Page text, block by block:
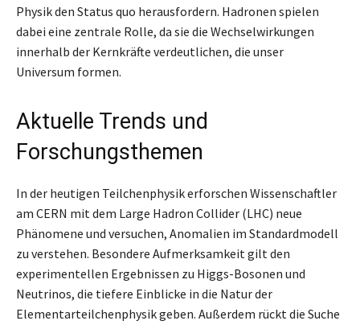
Physik den Status quo herausfordern. Hadronen spielen
dabei eine zentrale Rolle, da sie die Wechselwirkungen
innerhalb der Kernkräfte verdeutlichen, die unser
Universum formen.
Aktuelle Trends und
Forschungsthemen
In der heutigen Teilchenphysik erforschen Wissenschaftler
am CERN mit dem Large Hadron Collider (LHC) neue
Phänomene und versuchen, Anomalien im Standardmodell
zu verstehen. Besondere Aufmerksamkeit gilt den
experimentellen Ergebnissen zu Higgs-Bosonen und
Neutrinos, die tiefere Einblicke in die Natur der
Elementarteilchenphysik geben. Außerdem rückt die Suche